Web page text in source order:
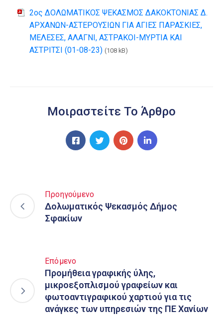
2ος ΔΟΛΩΜΑΤΙΚΟΣ ΨΕΚΑΣΜΟΣ ΔΑΚΟΚΤΟΝΙΑΣ Δ.
ΑΡΧΑΝΩΝ-ΑΣΤΕΡΟΥΣΙΩΝ ΓΙΑ ΑΓΙΕΣ ΠΑΡΑΣΚΙΕΣ,
ΜΕΛΕΣΕΣ, ΑΛΑΓΝΙ, ΑΣΤΡΑΚΟΙ-ΜΥΡΤΙΑ ΚΑΙ
ΑΣΤΡΙΤΣΙ (01-08-23) (108 kB)
Μοιραστείτε Το Άρθρο
Προηγούμενο
Δολωματικός Ψεκασμός Δήμος
Σφακίων
Επόμενο
Προμήθεια γραφικής ύλης,
μικροεξοπλισμού γραφείων και
φωτοαντιγραφικού χαρτιού για τις
ανάγκες των υπηρεσιών της ΠΕ Χανίων